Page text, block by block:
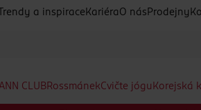
Trendy a inspirace Kariéra O nás Prodejny
CLUBRossmánekCvičte jógu Korejská